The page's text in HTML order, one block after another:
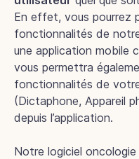
En effet, vous pourrez
fonctionnalités de
une application mobile
vous permettra
fonctionnalités de
(Dictaphone, Appareil
depuis l’application.
Notre logiciel